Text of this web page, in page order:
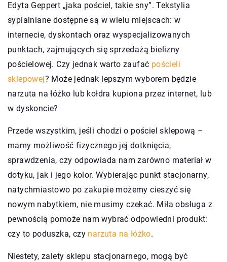
Edyta Geppert „jaka pościel, takie sny”. Tekstylia
sypialniane dostępne są w wielu miejscach: w
internecie, dyskontach oraz wyspecjalizowanych
punktach, zajmujących się sprzedażą bielizny
pościelowej. Czy jednak warto zaufać pościeli
sklepowej? Może jednak lepszym wyborem będzie
narzuta na łóżko lub kołdra kupiona przez internet, lub
w dyskoncie?
Przede wszystkim, jeśli chodzi o pościel sklepową –
mamy możliwość fizycznego jej dotknięcia,
sprawdzenia, czy odpowiada nam zarówno materiał w
dotyku, jak i jego kolor. Wybierając punkt stacjonarny,
natychmiastowo po zakupie możemy cieszyć się
nowym nabytkiem, nie musimy czekać. Miła obsługa z
pewnością pomoże nam wybrać odpowiedni produkt:
czy to poduszka, czy narzuta na łóżko.
Niestety, zalety sklepu stacjonarnego, mogą być